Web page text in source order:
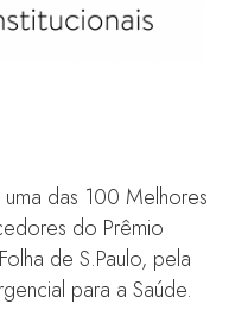
das 100 Melhores
do Prêmio
de S.Paulo, pela
para a Saúde.